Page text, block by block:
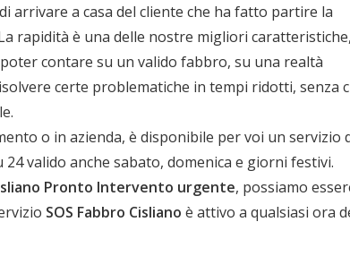
arrivare a casa del cliente che ha fatto partire la
rapidità è una delle nostre migliori
contare su un valido fabbro, su una realtà
certe problematiche in tempi ridotti, senza
o in azienda, è disponibile per voi un servizio
valido anche sabato, domenica e giorni festivi.
Pronto Intervento urgente, possiamo
SOS Fabbro Cisliano è attivo a qualsiasi ora